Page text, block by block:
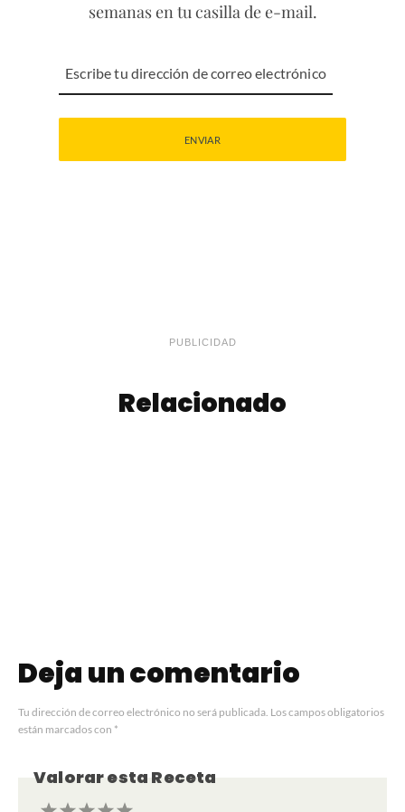
semanas en tu casilla de e-mail.
PUBLICIDAD
Relacionado
Deja un comentario
Tu dirección de correo electrónico no será publicada. Los campos obligatorios
están marcados con *
Valorar esta Receta